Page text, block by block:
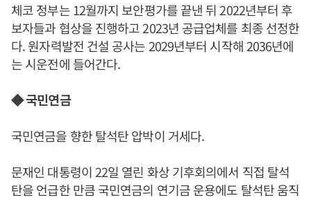
체코 정부는 12월까지 보안평가를 끝낸 뒤 2022년부터 후
보자들과 협상을 진행하고 2023년 공급업체를 최종 선정한
다. 원자력발전 건설 공사는 2029년부터 시작해 2036년에
는 시운전에 들어간다.
◆ 국민연금
국민연금을 향한 탈석탄 압박이 거세다.
문재인 대통령이 22일 열린 화상 기후회의에서 직접 탈석
탄을 언급한 만큼 국민연금의 연기금 운용에도 탈석탄 움직